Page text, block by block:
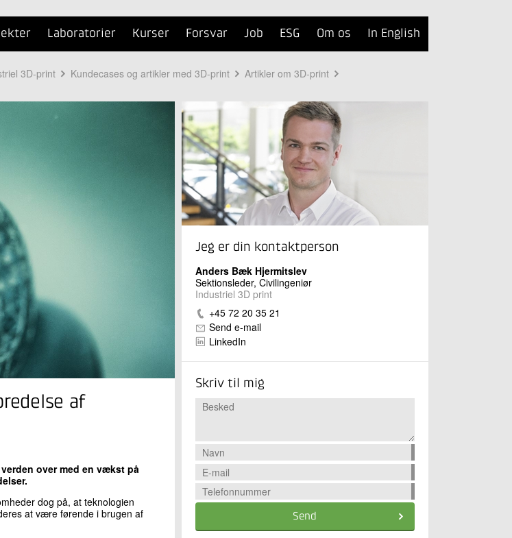
Laboratorier Kurser Forsvar Job ESG Om os In English
3D-print Kundecases og artikler med 3D-print
Artikler om 3D-print
af
over med en vækst på
dog på, at teknologien
at være førende i brugen af
Jeg er din kontaktperson
Anders Bæk Hjermitslev
Sektionsleder, Civilingeniør
Industriel 3D print
+45 72 20 35 21
Send e-mail
LinkedIn
Skriv til mig
Send